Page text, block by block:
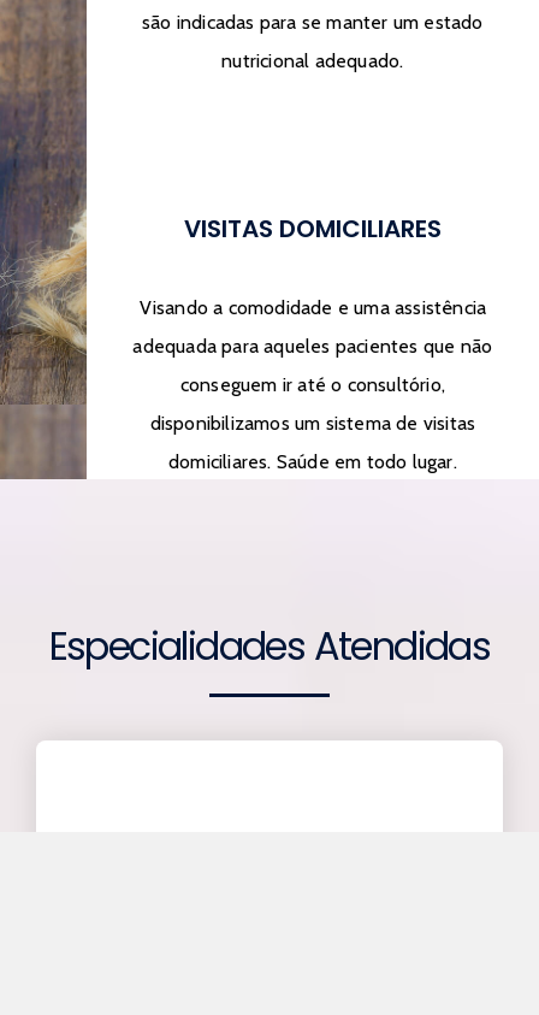
são indicadas para se manter um estado
nutricional adequado.
VISITAS DOMICILIARES
Visando a comodidade e uma assistência
adequada para aqueles pacientes que não
conseguem ir até o consultório,
disponibilizamos um sistema de visitas
domiciliares. Saúde em todo lugar.
Especialidades Atendidas